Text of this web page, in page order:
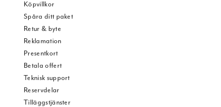
Köpvillkor
Spåra ditt paket
Retur & byte
Reklamation
Presentkort
Betala offert
Teknisk support
Reservdelar
Tilläggstjänster